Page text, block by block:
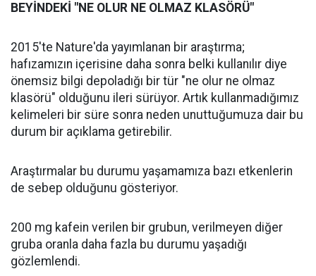
BEYİNDEKİ "NE OLUR NE OLMAZ KLASÖRÜ"
2015'te Nature'da yayımlanan bir araştırma;
hafızamızın içerisine daha sonra belki kullanılır diye
önemsiz bilgi depoladığı bir tür "ne olur ne olmaz
klasörü" olduğunu ileri sürüyor. Artık kullanmadığımız
kelimeleri bir süre sonra neden unuttuğumuza dair bu
durum bir açıklama getirebilir.
Araştırmalar bu durumu yaşamamıza bazı etkenlerin
de sebep olduğunu gösteriyor.
200 mg kafein verilen bir grubun, verilmeyen diğer
gruba oranla daha fazla bu durumu yaşadığı
gözlemlendi.